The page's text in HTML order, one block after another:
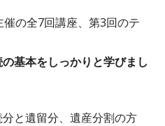
催の全7回講座、第3回のテ
基本をしっかりと学びまし
と遺留分、遺産分割の方